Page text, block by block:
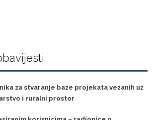
za stvaranje baze projekata vezanih uz
i ruralni prostor